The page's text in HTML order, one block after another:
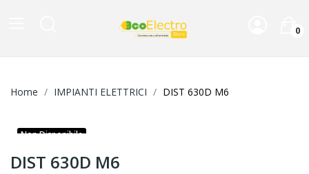
0
Home IMPIANTI ELETTRICI DIST 630D M6
Non Disponibile
DIST 630D M6